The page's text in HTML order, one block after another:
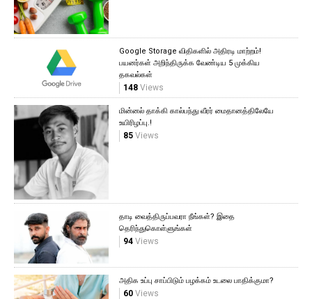
Google Storage விதிகளில் அதிரடி மாற்றம்!
பயனர்கள் அறிந்திருக்க வேண்டிய 5 முக்கிய
தகவல்கள்
148Views
மின்னல் தாக்கி கால்பந்து வீரர் மைதானத்திலேயே
உயிரிழப்பு.!
85Views
தாடி வைத்திருப்பவரா நீங்கள்? இதை
தெரிந்துகொள்ளுங்கள்
94Views
அதிக உப்பு சாப்பிடும் பழக்கம் உடலை பாதிக்குமா?
60Views